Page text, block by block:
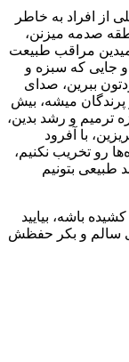
از افراد به خاطر
صدمه میزنن،
مراقب طبیعت
جایی که سبزه و
ببرین، صدای
میشه، بیش
ترمیم و رشد بدین،
با آفرود
رو تخریب نکنیم،
طبیعی بتونیم
باشه، بیایید
سالم و بکر حفظش